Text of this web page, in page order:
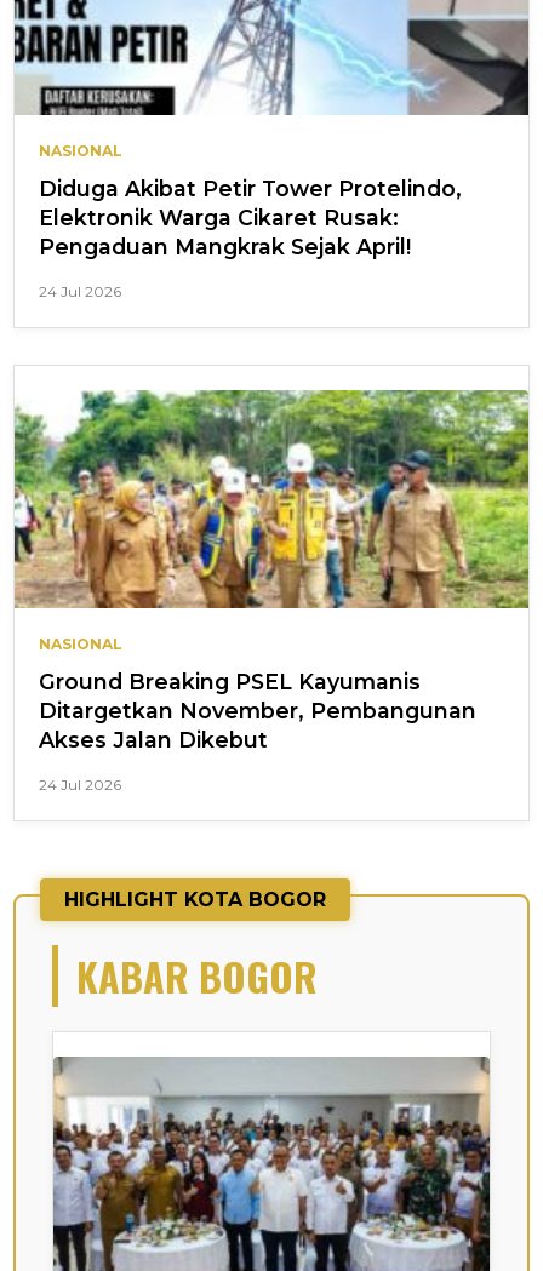
NASIONAL
Diduga Akibat Petir Tower Protelindo,
Elektronik Warga Cikaret Rusak:
Pengaduan Mangkrak Sejak April!
24 Jul 2026
NASIONAL
Ground Breaking PSEL Kayumanis
Ditargetkan November, Pembangunan
Akses Jalan Dikebut
24 Jul 2026
HIGHLIGHT KOTA BOGOR
KABAR BOGOR